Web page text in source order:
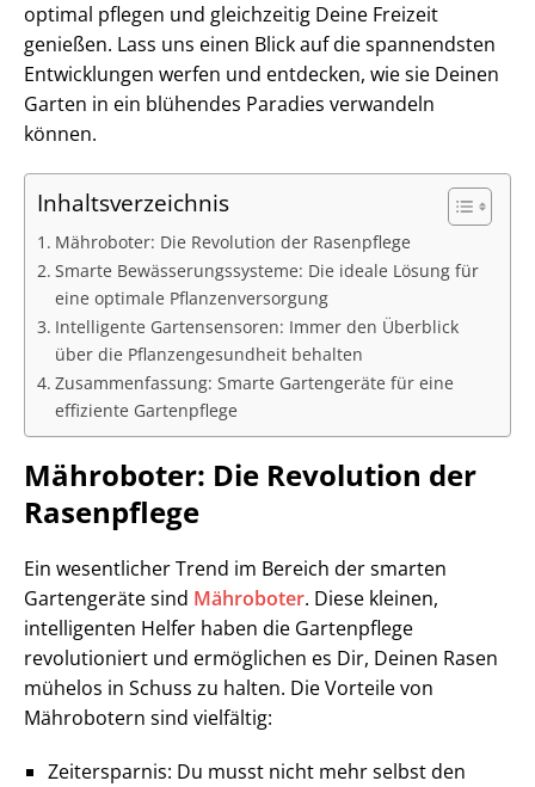
optimal pflegen und gleichzeitig Deine Freizeit
genießen. Lass uns einen Blick auf die spannendsten
Entwicklungen werfen und entdecken, wie sie Deinen
Garten in ein blühendes Paradies verwandeln
können.
Inhaltsverzeichnis
Mähroboter: Die Revolution der Rasenpflege
Smarte Bewässerungssysteme: Die ideale Lösung für
eine optimale Pflanzenversorgung
Intelligente Gartensensoren: Immer den Überblick
über die Pflanzengesundheit behalten
Zusammenfassung: Smarte Gartengeräte für eine
effiziente Gartenpflege
Mähroboter: Die Revolution der
Rasenpflege
Ein wesentlicher Trend im Bereich der smarten
Gartengeräte sind Mähroboter. Diese kleinen,
intelligenten Helfer haben die Gartenpflege
revolutioniert und ermöglichen es Dir, Deinen Rasen
mühelos in Schuss zu halten. Die Vorteile von
Mährobotern sind vielfältig:
Zeitersparnis: Du musst nicht mehr selbst den